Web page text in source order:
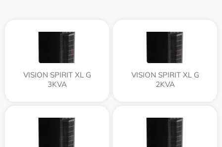
VISION SPIRIT XL G
3KVA
VISION SPIRIT XL G
2KVA